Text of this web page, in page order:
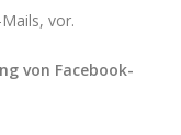
vor.
von Facebook-